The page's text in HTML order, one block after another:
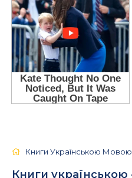
Книги Українською Мовою